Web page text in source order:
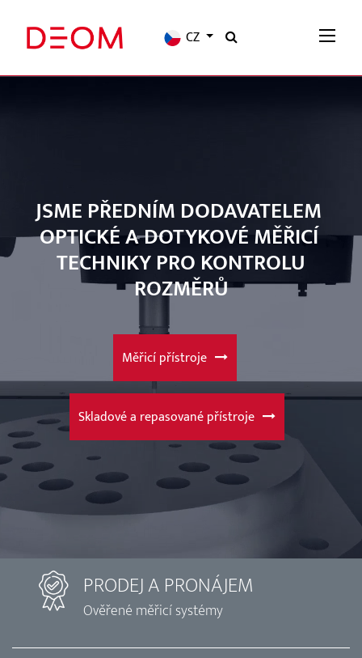
CZ
JSME PŘEDNÍM DODAVATELEM
OPTICKÉ A DOTYKOVÉ MĚŘICÍ
TECHNIKY PRO KONTROLU
ROZMĚRŮ
Měřicí přístroje
Skladové a repasované přístroje
PRODEJ A PRONÁJEM
Ověřené měřicí systémy